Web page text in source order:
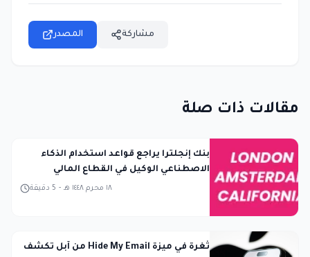
المصدر مشاركة
مقالات ذات صلة
بنك إنجلترا يراجع قواعد استخدام الذكاء
الاصطناعي الوكيل في القطاع المالي
5 دقيقة - ١٨ محرم ١٤٤٨ هـ
ثغرة في ميزة Hide My Email من آبل تكشف